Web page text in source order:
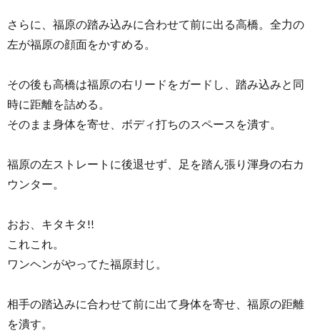
さらに、福原の踏み込みに合わせて前に出る高橋。全力の
左が福原の顔面をかすめる。
その後も高橋は福原の右リードをガードし、踏み込みと同
時に距離を詰める。
そのまま身体を寄せ、ボディ打ちのスペースを潰す。
福原の左ストレートに後退せず、足を踏ん張り渾身の右カ
ウンター。
おお、キタキタ!!
これこれ。
ワンヘンがやってた福原封じ。
相手の踏込みに合わせて前に出て身体を寄せ、福原の距離
を潰す。